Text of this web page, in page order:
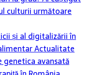
culturii următoare
și al digitalizării în
Actualitate
genetica avansată